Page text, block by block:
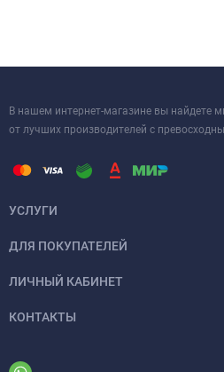
В нашем интернет-магазине вы найдете
от лучших производителей с
УСЛУГИ
ДЛЯ ПОКУПАТЕЛЕЙ
ЛИЧНЫЙ КАБИНЕТ
КОНТАКТЫ